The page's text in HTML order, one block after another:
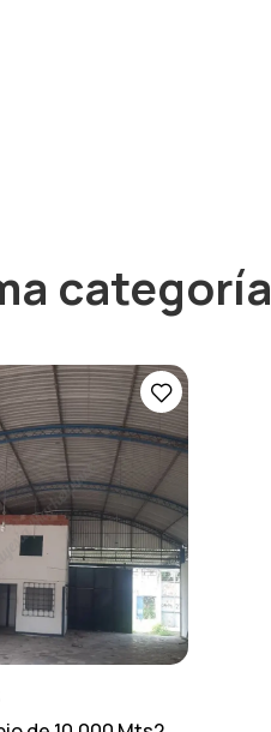
categoría